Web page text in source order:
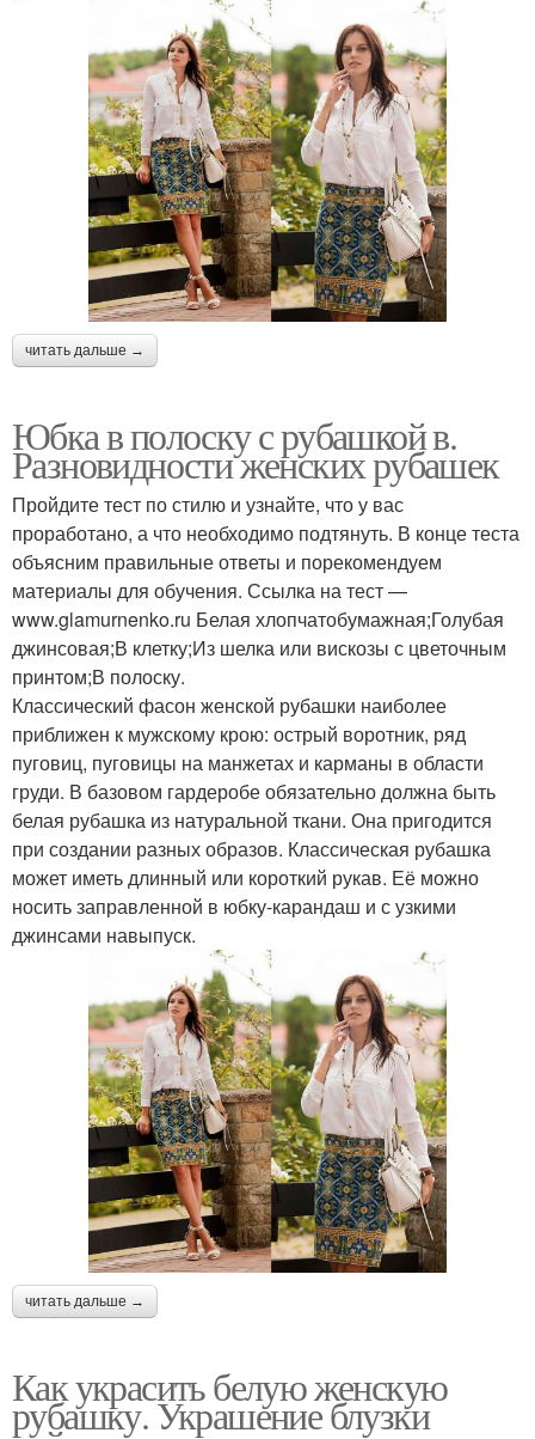
читать дальше →
Юбка в полоску с рубашкой в.
Разновидности женских рубашек
Пройдите тест по стилю и узнайте, что у вас
проработано, а что необходимо подтянуть. В конце теста
объясним правильные ответы и порекомендуем
материалы для обучения. Ссылка на тест —
www.glamurnenko.ru Белая хлопчатобумажная;Голубая
джинсовая;В клетку;Из шелка или вискозы с цветочным
принтом;В полоску.
Классический фасон женской рубашки наиболее
приближен к мужскому крою: острый воротник, ряд
пуговиц, пуговицы на манжетах и карманы в области
груди. В базовом гардеробе обязательно должна быть
белая рубашка из натуральной ткани. Она пригодится
при создании разных образов. Классическая рубашка
может иметь длинный или короткий рукав. Её можно
носить заправленной в юбку-карандаш и с узкими
джинсами навыпуск.
читать дальше →
Как украсить белую женскую
рубашку. Украшение блузки